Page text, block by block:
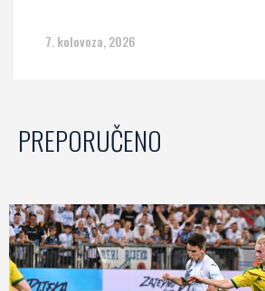
7. kolovoza, 2026
PREPORUČENO